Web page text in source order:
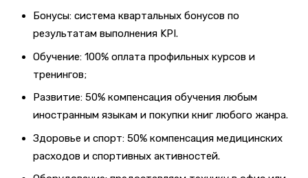
Бонусы: система квартальных бонусов по
результатам выполнения KPI.
Обучение: 100% оплата профильных курсов и
тренингов;
Развитие: 50% компенсация обучения любым
иностранным языкам и покупки книг любого жанра.
Здоровье и спорт: 50% компенсация медицинских
расходов и спортивных активностей.